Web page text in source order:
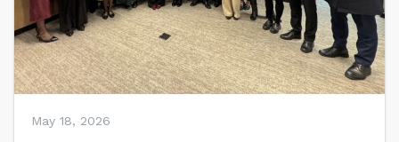
May 18, 2026